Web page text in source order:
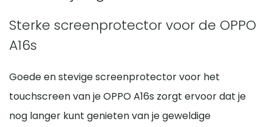
Sterke screenprotector voor de OPPO
A16s
Goede en stevige screenprotector voor het
touchscreen van je OPPO A16s zorgt ervoor dat je
nog langer kunt genieten van je geweldige